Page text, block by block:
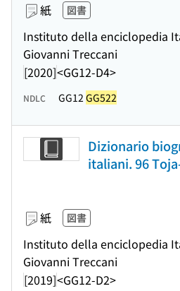
紙 図書
Instituto della enciclopedia
Giovanni Treccani
[2020]<GG12-D4>
NDLC GG12 GG522
Dizionario
italiani. 96
紙 図書
Instituto della enciclopedia
Giovanni Treccani
[2019]<GG12-D2>